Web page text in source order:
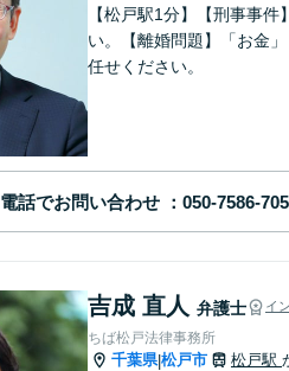
【松戸駅1分】【刑事事
い。【離婚問題】「お金
任せください。
電話でお問い合わせ
吉成 直人 弁護士 イ
ちば松戸法律事務所
千葉県|松戸市 松戸駅